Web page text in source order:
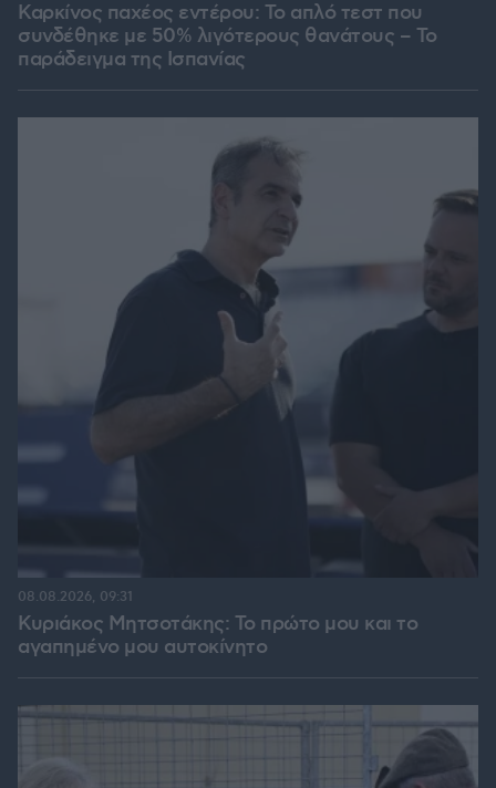
Καρκίνος παχέος εντέρου: Το απλό τεστ που
συνδέθηκε με 50% λιγότερους θανάτους – Το
παράδειγμα της Ισπανίας
Κυριάκος Μητσοτάκης: Το πρώτο μου και το
αγαπημένο μου αυτοκίνητο
08.08.2026, 09:31